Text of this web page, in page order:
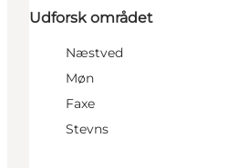
Udforsk området
Næstved
Møn
Faxe
Stevns